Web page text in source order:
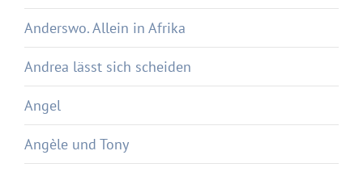
Anderswo. Allein in Afrika
Andrea lässt sich scheiden
Angel
Angèle und Tony